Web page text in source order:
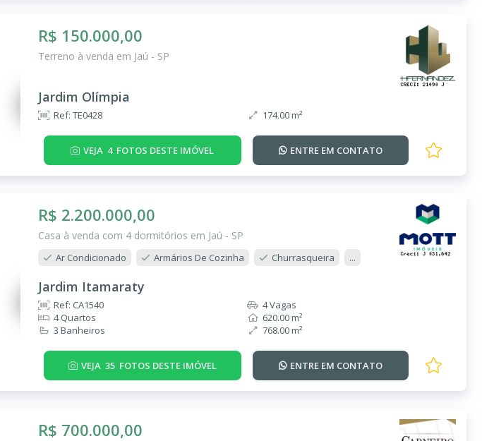
R$ 150.000,00
Terreno à venda em Jaú - SP
Jardim Olímpia
Ref: TE0428 174.00 m²
VEJA 4 FOTOS DESTE IMÓVEL ENTRE EM CONTATO
R$ 2.200.000,00
Casa à venda com 4 dormitórios em Jaú - SP
Ar Condicionado Armários De Cozinha Churrasqueira ...
Jardim Itamaraty
Ref: CA1540
4 Quartos
3 Banheiros
4 Vagas
620.00 m²
768.00 m²
VEJA 35 FOTOS DESTE IMÓVEL ENTRE EM CONTATO
R$ 700.000,00